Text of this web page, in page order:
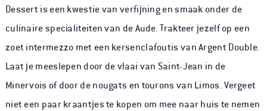
Dessert is een kwestie van verfijning en smaak onder de
culinaire specialiteiten van de Aude. Trakteer jezelf op een
zoet intermezzo met een kersenclafoutis van Argent Double.
Laat je meeslepen door de vlaai van Saint-Jean in de
Minervois of door de nougats en tourons van Limos. Vergeet
niet een paar kraantjes te kopen om mee naar huis te nemen